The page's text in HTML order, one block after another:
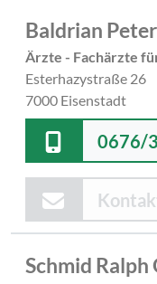
Baldrian
Ärzte - Fachärzte
Esterhazystraße 26
7000 Eisenstadt
0676/
Schmid Ralph